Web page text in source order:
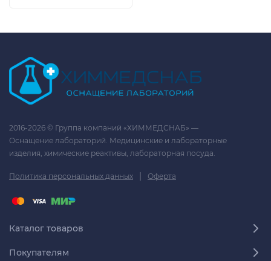
2016-2026 © Группа компаний «ХИММЕДСНАБ» —
Оснащение лабораторий. Медицинские и лабораторные
изделия, химические реактивы, лабораторная посуда.
Политика персональных данных | Оферта
Каталог товаров
Покупателям